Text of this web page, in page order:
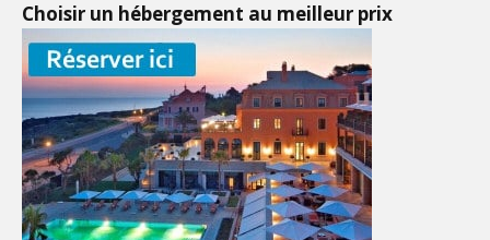
Choisir un hébergement au meilleur prix